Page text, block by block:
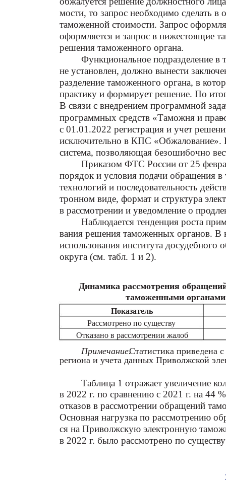
мости, то запрос необходимо сделать
таможенной стоимости. Запрос
оформляется и запрос в нижестоящие
решения таможенного органа.
Функциональное подразделение в
не установлен, должно вынести
разделение таможенного органа, в
практику и формирует решение. По
В связи с внедрением программной
программных средств «Таможня и
–
с 01.01.2022 регистрация и учет
исключительно в КПС
система, позволяющая безошибочно
Приказом ФТС России от 25
порядок и условия подачи обращения
технологий и последовательность
тронном виде, формат и структура
в рассмотрении и уведомление о
Наблюдается тенденция роста
вания решения таможенных органов. В
использования института
округа (см. табл. 1 и 2).
Динамика рассмотрения
таможенными
Показатель
Рассмотрено по существу
Отказано в рассмотрении жалоб
Примечание.Статистика приведена
региона и учета данных Приволжской
Таблица 1 отражает увеличение
в 2022 г. по сравнению с 2021 г. на 44
отказов в рассмотрении обращений
Основная нагрузка по рассмотрению
ся на Приволжскую электронную
в 2022 г. было рассмотрено по